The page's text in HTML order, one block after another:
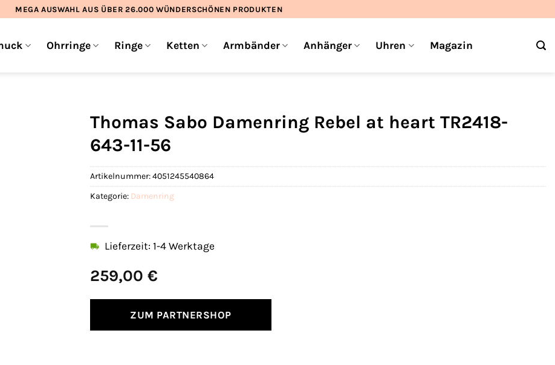
MEGA AUSWAHL AUS ÜBER 26.000 WÜNDERSCHÖNEN PRODUKTEN
Ohrringe Ringe Ketten Armbänder Anhänger Uhren Magazin
Thomas Sabo Damenring Rebel at heart TR2418-
643-11-56
259,00 €
Lieferzeit: 1-4 Werktage
ZUM PARTNERSHOP
Artikelnummer:4051245540864
Kategorie: Damenring